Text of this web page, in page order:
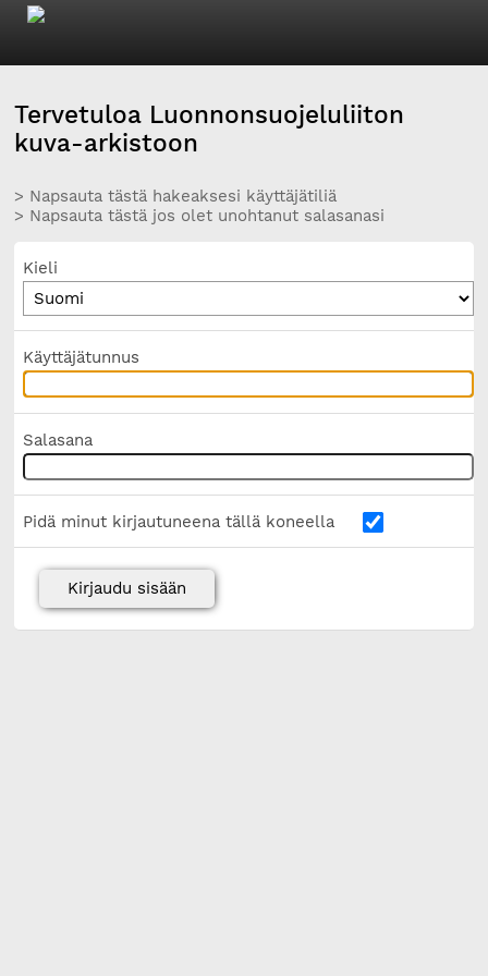
Tervetuloa Luonnonsuojeluliiton
kuva-arkistoon
> Napsauta tästä hakeaksesi käyttäjätiliä
> Napsauta tästä jos olet unohtanut salasanasi
Kieli
Käyttäjätunnus
Salasana
Pidä minut kirjautuneena tällä koneella